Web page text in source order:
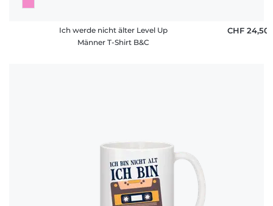
Ich werde nicht älter Level Up
Männer T-Shirt B&C
CHF 24,50